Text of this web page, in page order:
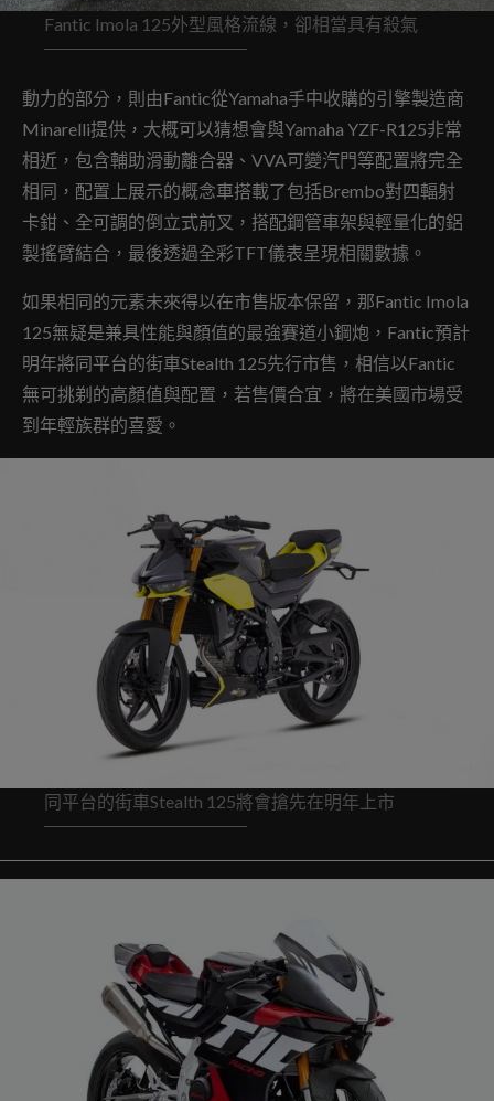
Fantic Imola 125外型風格流線，卻相當具有殺氣
動力的部分，則由Fantic從Yamaha手中收購的引擎製造商
Minarelli提供，大概可以猜想會與Yamaha YZF-R125非常
相近，包含輔助滑動離合器、VVA可變汽門等配置將完全
相同，配置上展示的概念車搭載了包括Brembo對四輻射
卡鉗、全可調的倒立式前叉，搭配鋼管車架與輕量化的鋁
製搖臂結合，最後透過全彩TFT儀表呈現相關數據。
如果相同的元素未來得以在市售版本保留，那Fantic Imola
125無疑是兼具性能與顏值的最強賽道小鋼炮，Fantic預計
明年將同平台的街車Stealth 125先行市售，相信以Fantic
無可挑剃的高顏值與配置，若售價合宜，將在美國市場受
到年輕族群的喜愛。
同平台的街車Stealth 125將會搶先在明年上市